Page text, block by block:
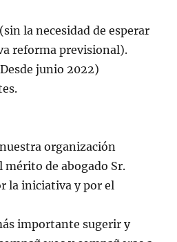
la necesidad de esperar
reforma previsional).
junio 2022)
organización
mérito de abogado Sr.
la iniciativa y por el
importante sugerir y